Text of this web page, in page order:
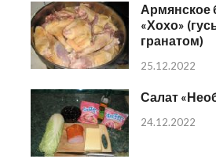
Армянское
«Хохо»
гранатом)
25.12.2022
Салат
24.12.2022